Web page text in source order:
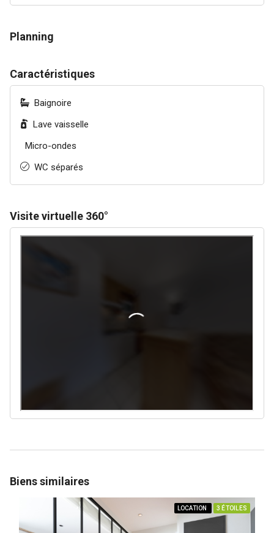
Planning
Caractéristiques
Baignoire
Lave vaisselle
Micro-ondes
WC séparés
Visite virtuelle 360°
Biens similaires
LOCATION 3 ÉTOILES